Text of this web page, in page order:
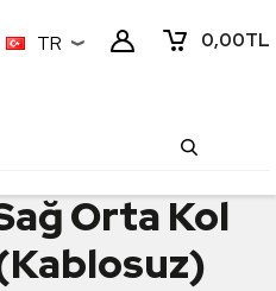
0,00TL
TR
Orta Kol